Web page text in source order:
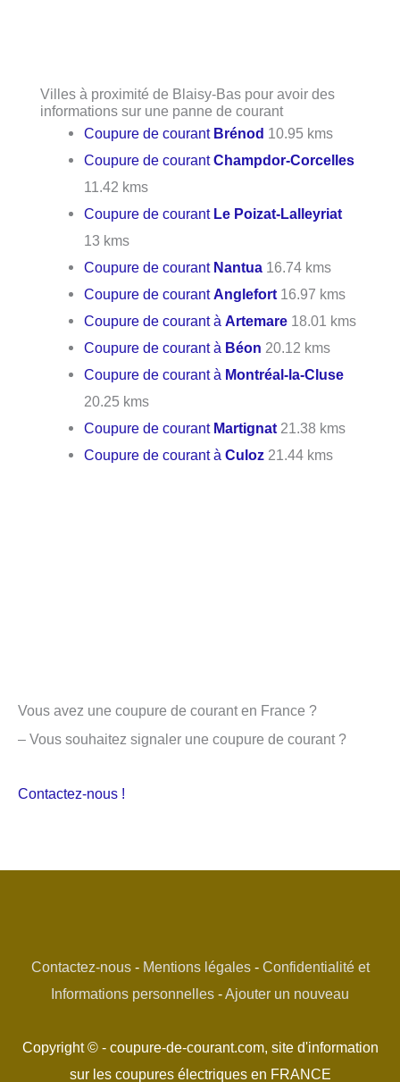
Villes à proximité de Blaisy-Bas pour avoir des
informations sur une panne de courant
Coupure de courant Brénod 10.95 kms
Coupure de courantChampdor-Corcelles
11.42 kms
Coupure de courant Le Poizat-Lalleyriat
13 kms
Coupure de courant Nantua 16.74 kms
Coupure de courantAnglefort 16.97 kms
Coupure de courant àArtemare 18.01 kms
Coupure de courant à Béon 20.12 kms
Coupure de courant à Montréal-la-Cluse
20.25 kms
Coupure de courant Martignat 21.38 kms
Coupure de courant àCuloz 21.44 kms
Vous avez une coupure de courant en France ?
– Vous souhaitez signaler une coupure de courant ?
Contactez-nous !
Contactez-nous- Mentions légales- Confidentialité et
Informations personnelles -Ajouter un nouveau
Copyright © - coupure-de-courant.com, site d'information
sur les coupures électriques en FRANCE